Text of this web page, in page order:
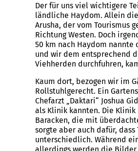
Der für uns viel wichtigere
ländliche Haydom. Allein
Arusha, der vom Tourismus
Richtung Westen. Doch
50 km nach Haydom nannte
und wir dem entsprechend
Viehherden durchfuhren,
Kaum dort, bezogen wir im
Rollstuhlgerecht. Ein
Chefarzt „Daktari“ Joshua
als Klinik kannten. Die
Baracken, die mit
sorgte aber auch dafür,
unterschiedlich. Während